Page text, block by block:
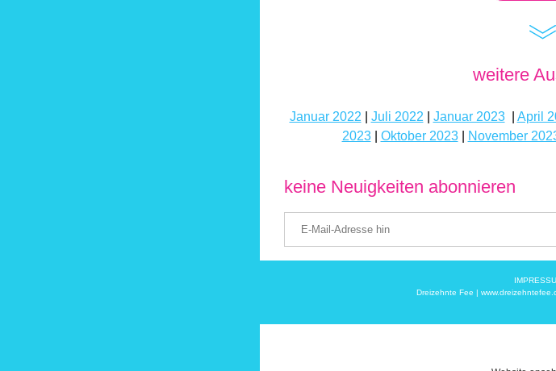
weitere
Januar 2022 Juli 2022 Januar 2023
  |
April
2023 | Oktober 2023 | November
keine Neuigkeiten abonnieren
Dreizehnte Fee |